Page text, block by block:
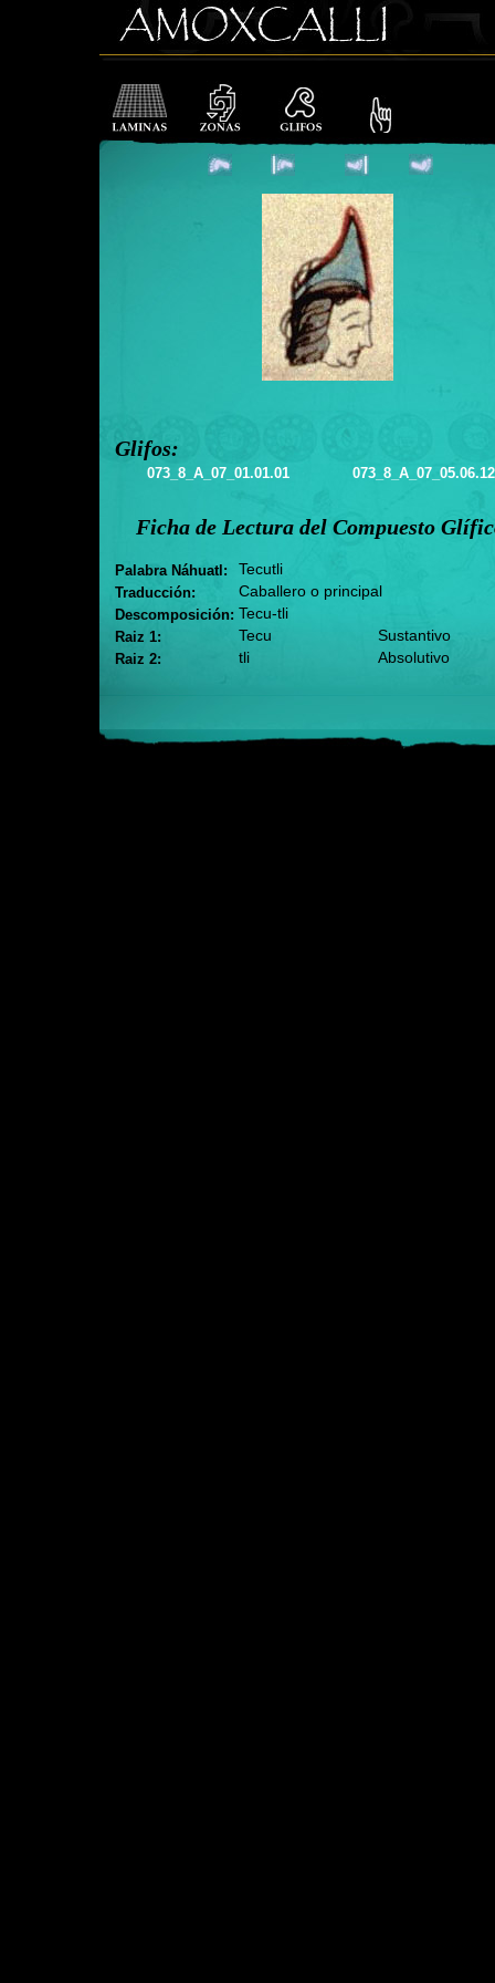
Glifos:
073_8_A_07_01.01.01 073_8_A_07_05.06.12
Ficha de Lectura del Compuesto
Palabra Náhuatl: Tecutli
Traducción: Caballero o principal
Descomposición: Tecu-tli
Raiz 1: Tecu Sustantivo
Raiz 2: tli Absolutivo